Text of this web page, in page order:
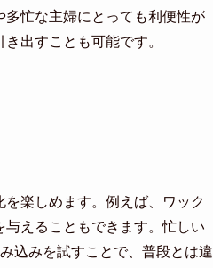
忙な主婦にとっても利便性が
出すことも可能です。
楽しめます。例えば、ワック
えることもできます。忙しい
込みを試すことで、普段とは違